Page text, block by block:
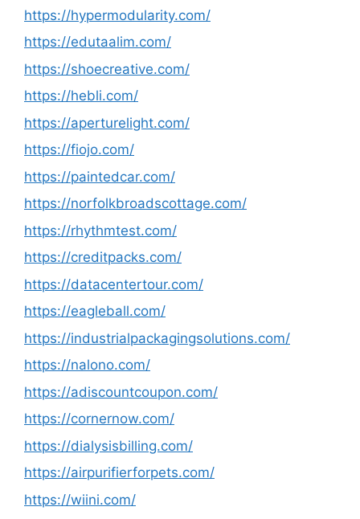
https://hypermodularity.com/
https://edutaalim.com/
https://shoecreative.com/
https://hebli.com/
https://aperturelight.com/
https://fiojo.com/
https://paintedcar.com/
https://norfolkbroadscottage.com/
https://rhythmtest.com/
https://creditpacks.com/
https://datacentertour.com/
https://eagleball.com/
https://industrialpackagingsolutions.com/
https://nalono.com/
https://adiscountcoupon.com/
https://cornernow.com/
https://dialysisbilling.com/
https://airpurifierforpets.com/
https://wiini.com/